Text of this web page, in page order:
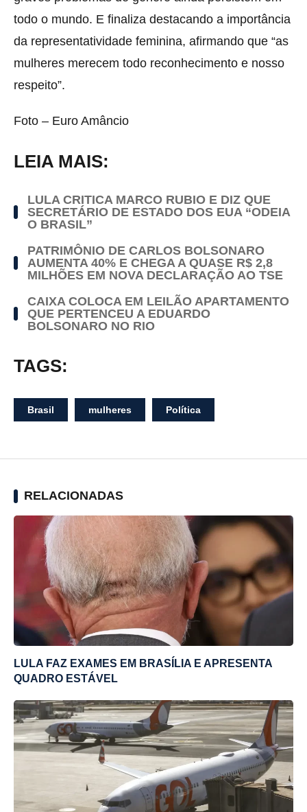
todo o mundo. E finaliza destacando a importância
da representatividade feminina, afirmando que “as
mulheres merecem todo reconhecimento e nosso
respeito”.
Foto – Euro Amâncio
LEIA MAIS:
LULA CRITICA MARCO RUBIO E DIZ QUE
SECRETÁRIO DE ESTADO DOS EUA “ODEIA
O BRASIL”
PATRIMÔNIO DE CARLOS BOLSONARO
AUMENTA 40% E CHEGA A QUASE R$ 2,8
MILHÕES EM NOVA DECLARAÇÃO AO TSE
CAIXA COLOCA EM LEILÃO APARTAMENTO
QUE PERTENCEU A EDUARDO
BOLSONARO NO RIO
TAGS:
Brasil mulheres Política
RELACIONADAS
LULA FAZ EXAMES EM BRASÍLIA E APRESENTA
QUADRO ESTÁVEL